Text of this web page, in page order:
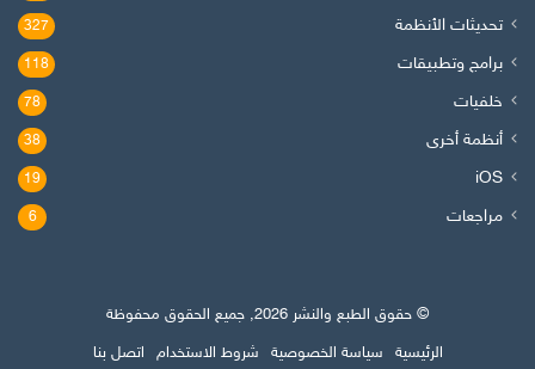
تحديثات الأنظمة 327
برامج وتطبيقات 118
خلفيات 78
أنظمة أخرى 38
iOS
19
مراجعات 6
© حقوق الطبع والنشر 2026, جميع الحقوق محفوظة
الرئيسية
سياسة الخصوصية شروط الاستخدام اتصل بنا